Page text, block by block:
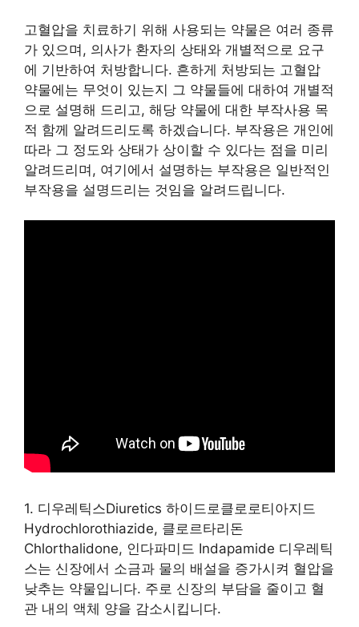
고혈압을 치료하기 위해 사용되는 약물은 여러 종류
가 있으며, 의사가 환자의 상태와 개별적으로 요구
에 기반하여 처방합니다. 흔하게 처방되는 고혈압
약물에는 무엇이 있는지 그 약물들에 대하여 개별적
으로 설명해 드리고, 해당 약물에 대한 부작사용 목
적 함께 알려드리도록 하겠습니다. 부작용은 개인에
따라 그 정도와 상태가 상이할 수 있다는 점을 미리
알려드리며, 여기에서 설명하는 부작용은 일반적인
부작용을 설명드리는 것임을 알려드립니다.
1. 디우레틱스Diuretics 하이드로클로로티아지드
Hydrochlorothiazide, 클로르타리돈
Chlorthalidone, 인다파미드 Indapamide 디우레틱
스는 신장에서 소금과 물의 배설을 증가시켜 혈압을
낮추는 약물입니다. 주로 신장의 부담을 줄이고 혈
관 내의 액체 양을 감소시킵니다.